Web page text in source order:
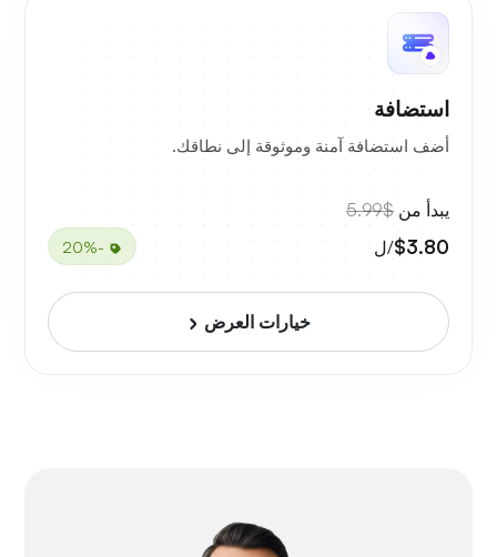
استضافة
أضف استضافة آمنة وموثوقة إلى نطاقك.
يبدأ من $5.99
$3.80/ل -20%
خيارات العرض